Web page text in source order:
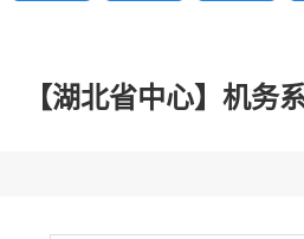
【湖北省中心】机务